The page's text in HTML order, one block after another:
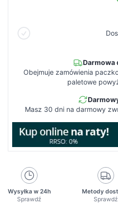
Darmowa
Obejmuje zamówienia
paletowe
Masz 30 dni na darmowy
Wysyłka w 24h
Sprawdź
Metody
Sprawdź